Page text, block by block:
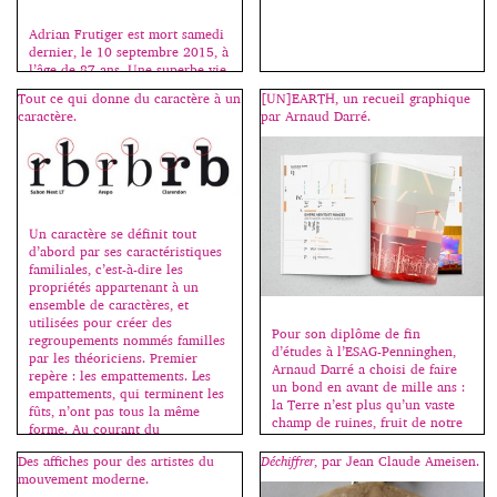
Adrian Frutiger est mort samedi
dernier, le 10 septembre 2015, à
l’âge de 87 ans. Une superbe vie
de créateur ; une vie d’homme
marquée par la souffrance.
Quand il était encore en France,
nous parlions de ses problèmes
familiaux à mi-mots, entre nous.
On savait, mais on ne disait pas,
par respect. Je l’ai rencontré
Tout ce qui donne du caractère à un
caractère.
Un caractère se définit tout
d’abord par ses caractéristiques
familiales, c’est-à-dire les
propriétés appartenant à un
ensemble de caractères, et
utilisées pour créer des
regroupements nommés familles
par les théoriciens. Premier
repère : les empattements. Les
empattements, qui terminent les
fûts, n’ont pas tous la même
forme. Au courant du
XIXe siècle, ils ont commencé à
disparaître. […]
[UN]EARTH, un recueil graphique
par Arnaud Darré.
Pour son diplôme de fin
d’études à l’ESAG-Penninghen,
Arnaud Darré a choisi de faire
un bond en avant de mille ans :
la Terre n’est plus qu’un vaste
champ de ruines, fruit de notre
création. Un monde oublié dans
le temps et l’espace… Presque
oublié. Venus du fin fond du
Des affiches pour des artistes du
mouvement moderne.
Déchiffrer, par Jean Claude Ameisen.